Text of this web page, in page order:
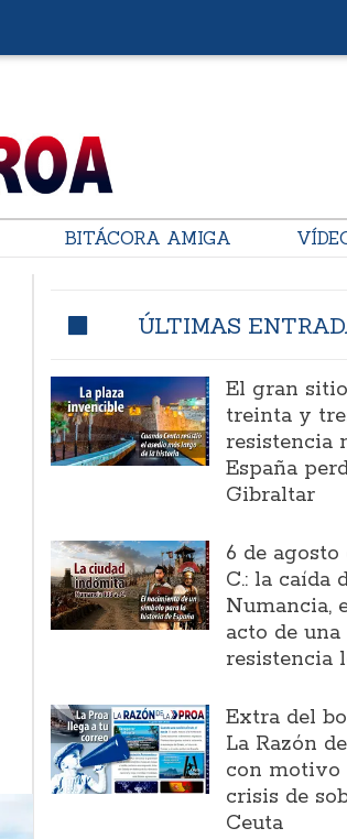
BITÁCORA AMIGA
ÚLTIMAS
El gran
treinta y
resistencia
España
Gibraltar
6 de agosto
C.: la caída
Numancia,
acto de una
resistencia
Extra del
La Razón
con motivo
crisis de
Ceuta